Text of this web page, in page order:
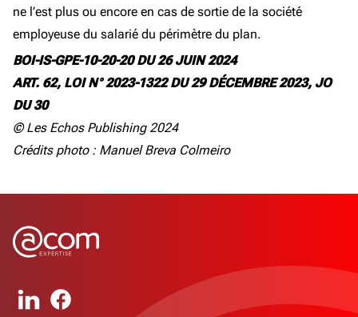
ne l’est plus ou encore en cas de sortie de la société
employeuse du salarié du périmètre du plan.
BOI-IS-GPE-10-20-20 DU 26 JUIN 2024
ART. 62, LOI N° 2023-1322 DU 29 DÉCEMBRE 2023, JO
DU 30
© Les Echos Publishing 2024
Crédits photo : Manuel Breva Colmeiro